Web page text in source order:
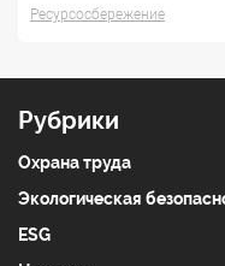
Ресурсосбережение
Рубрики
Охрана труда
Экологическая
ESG